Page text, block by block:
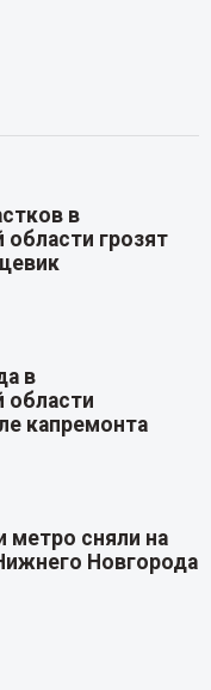
в
грозят
в
области
капремонта
сняли на
Новгорода